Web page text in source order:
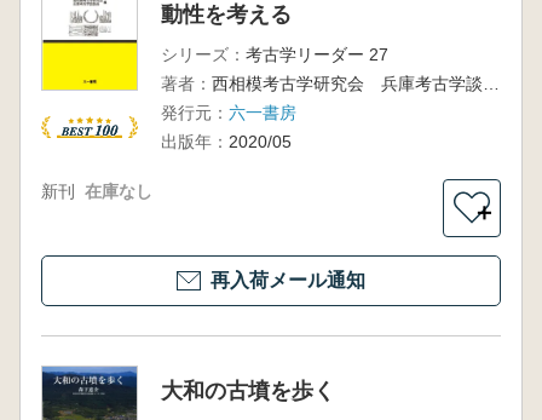
動性を考える
シリーズ： 考古学リーダー 27
著者：
発行元： 六一書房
出版年： 2020/05
新刊 在庫なし
＋
再入荷メール通知
大和の古墳を歩く